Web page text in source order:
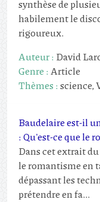
synthèse de
habilement le
rigoureux.
Auteur : David
Genre :Article
Thèmes :science,
Baudelaire est-il
: Qu'est-ce que le
Dans cet extrait
le romantisme en
dépassant les
prétendre en fa...